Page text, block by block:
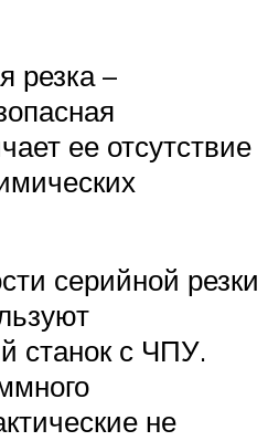
резка –
ее отсутствие
серийной резки
станок с ЧПУ.
не